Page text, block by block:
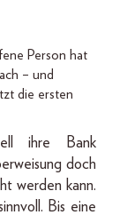
Person hat
– und
die ersten
ihre Bank
doch
werden kann.
Bis eine